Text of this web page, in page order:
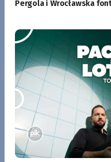
Pergola i Wrocławska